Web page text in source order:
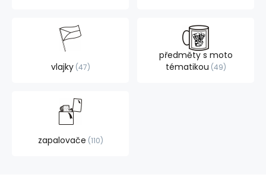
vlajky 47
předměty s moto
tématikou 49
zapalovače 110